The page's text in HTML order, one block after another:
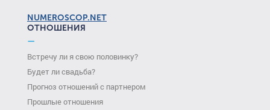
NUMEROSCOP.NET
ОТНОШЕНИЯ
—
Встречу ли я свою половинку?
Будет ли свадьба?
Прогноз отношений с партнером
Прошлые отношения